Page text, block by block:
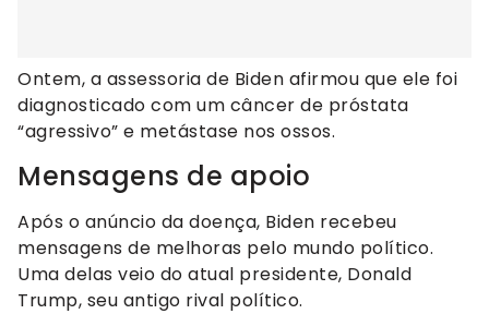
Ontem, a assessoria de Biden afirmou que ele foi
diagnosticado com um câncer de próstata
“agressivo” e metástase nos ossos.
Mensagens de apoio
Após o anúncio da doença, Biden recebeu
mensagens de melhoras pelo mundo político.
Uma delas veio do atual presidente, Donald
Trump, seu antigo rival político.